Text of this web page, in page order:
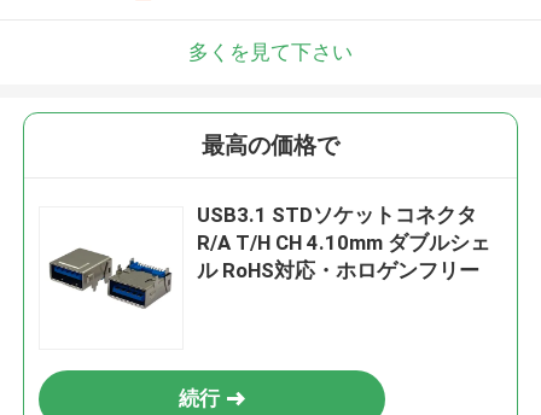
多くを見て下さい
最高の価格で
USB3.1 STDソケットコネクタ
R/A T/H CH 4.10mm ダブルシェ
ル RoHS対応・ホロゲンフリー
続行